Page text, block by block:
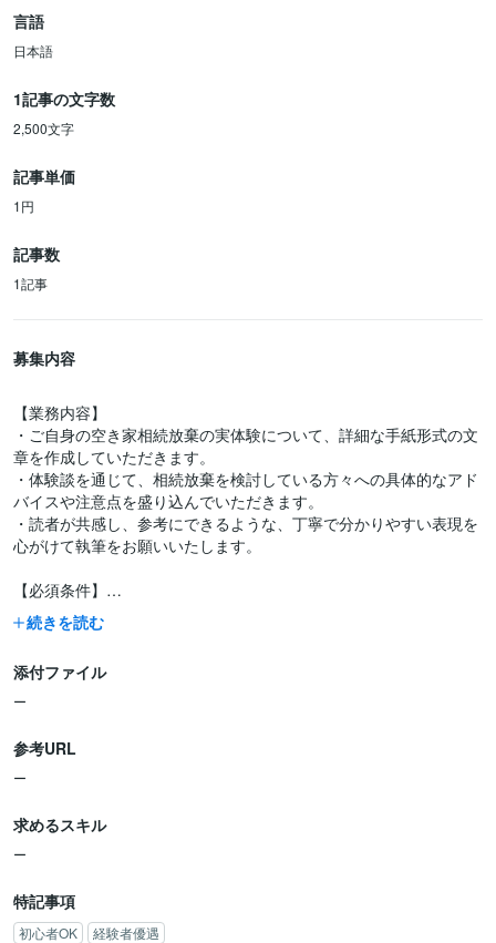
言語
日本語
1記事の文字数
2,500文字
記事単価
1円
記事数
1記事
募集内容
【業務内容】
・ご自身の空き家相続放棄の実体験について、詳細な手紙形式の文
章を作成していただきます。
・体験談を通じて、相続放棄を検討している方々への具体的なアド
バイスや注意点を盛り込んでいただきます。
・読者が共感し、参考にできるような、丁寧で分かりやすい表現を
心がけて執筆をお願いいたします。
【必須条件】
・空き家の相続放棄を実際に経験された方。
・ご自身の体験を具体的に、かつ分かりやすく文章で表現できる
・指示された内容を正確に理解し実行できる能力をお持ちの方。
・基本的なPC操作（Word等）ができる方。
【歓迎条件】
続きを読む
添付ファイル
ー
参考URL
ー
求めるスキル
ー
特記事項
初心者OK 経験者優遇